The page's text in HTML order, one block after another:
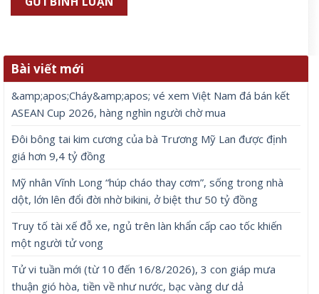
Bài viết mới
&amp;apos;Cháy&amp;apos; vé xem Việt Nam đá bán kết
ASEAN Cup 2026, hàng nghìn người chờ mua
Đôi bông tai kim cương của bà Trương Mỹ Lan được định
giá hơn 9,4 tỷ đồng
Mỹ nhân Vĩnh Long “húp cháo thay cơm”, sống trong nhà
dột, lớn lên đổi đời nhờ bikini, ở biệt thư 50 tỷ đồng
Truy tố tài xế đỗ xe, ngủ trên làn khẩn cấp cao tốc khiến
một người tử vong
Tử vi tuần mới (từ 10 đến 16/8/2026), 3 con giáp mưa
thuận gió hòa, tiền về như nước, bạc vàng dư dả